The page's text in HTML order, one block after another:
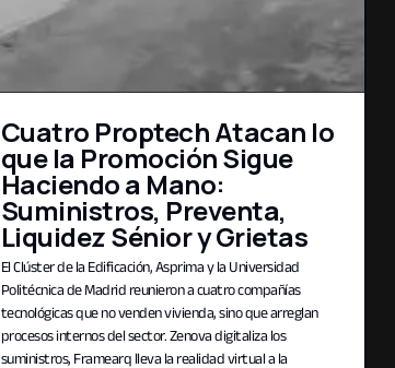
Cuatro Proptech Atacan lo
que la Promoción Sigue
Haciendo a Mano:
Suministros, Preventa,
Liquidez Sénior y Grietas
El Clúster de la Edificación, Asprima y la Universidad
Politécnica de Madrid reunieron a cuatro compañías
tecnológicas que no venden vivienda, sino que arreglan
procesos internos del sector. Zenova digitaliza los
suministros, Framearq lleva la realidad virtual a la